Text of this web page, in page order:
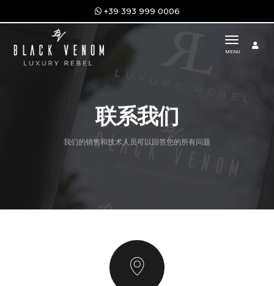
+39 393 999 0006
toggle
MENU
联系我们
我们的销售和技术人员可以回答您的所有问题